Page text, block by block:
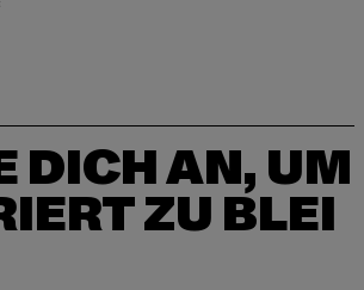
DICH AN, UM
ZU BLEI